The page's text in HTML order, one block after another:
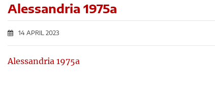
Alessandria 1975a
14 APRIL 2023
Alessandria 1975a